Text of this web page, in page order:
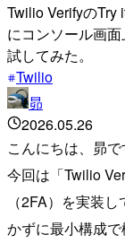
Twilio VerifyのTry
にコンソール画
試してみた。
Twilio
昴
2026.05.26
こんにちは、昴で
今回は「Twilio
（2FA）を実装
かずに最小構成で